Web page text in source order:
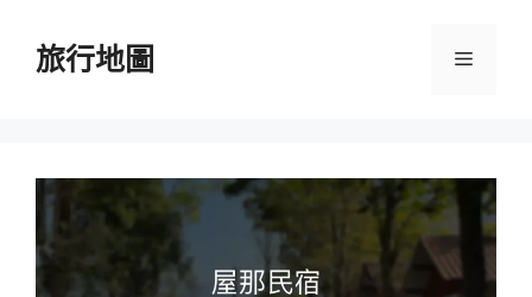
旅行地圖 選